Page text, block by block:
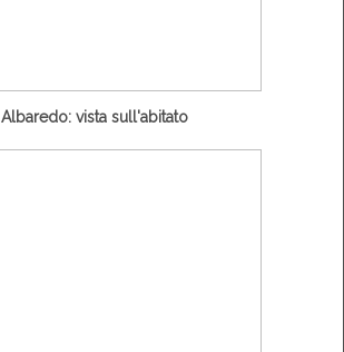
Albaredo: vista sull'abitato